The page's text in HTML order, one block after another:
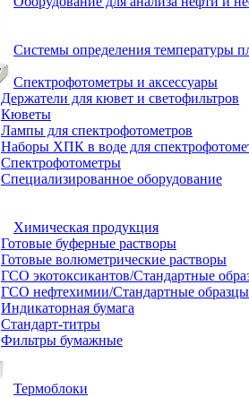
Системы определения температуры
Спектрофотометры и аксессуары
Держатели для кювет и светофильтров
Кюветы
Лампы для спектрофотометров
Наборы ХПК в воде для
Спектрофотометры
Специализированное оборудование
Химическая продукция
Готовые буферные растворы
Готовые волюметрические растворы
ГСО экотоксикантов/Стандартные
ГСО нефтехимии/Стандартные
Индикаторная бумага
Стандарт-титры
Фильтры бумажные
Термоблоки